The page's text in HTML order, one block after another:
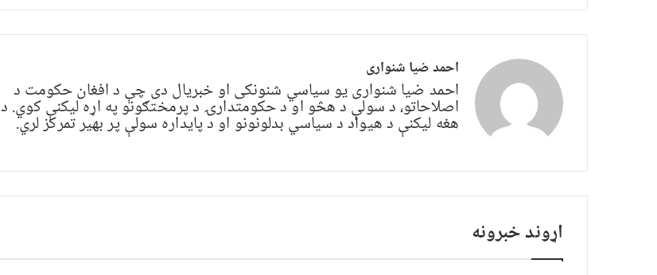
احمد ضیا شنواری
احمد ضیا شنواری یو سياسي شنونکی او خبریال دی چې د افغان حکومت د
اصلاحاتو، د سولې د هڅو او د حکومتدارۍ د پرمختګونو په اړه لیکنې کوي. د
هغه لیکنې د هیواد د سیاسي بدلونونو او د پایداره سولې پر بهیر تمرکز لري.
اړوند خبرونه